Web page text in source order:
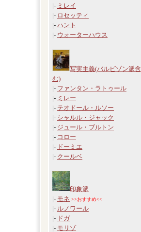
|- ミレイ
|- ロセッティ
|- ハント
|- ウォーターハウス
写実主義(バルビゾン派含
む)
|- ファンタン・ラトゥール
|- ミレー
|- テオドール・ルソー
|- シャルル・ジャック
|- ジュール・ブルトン
|- コロー
|- ドーミエ
|- クールベ
印象派
|- モネ >>おすすめ<<
|- ルノワール
|- ドガ
|- モリゾ